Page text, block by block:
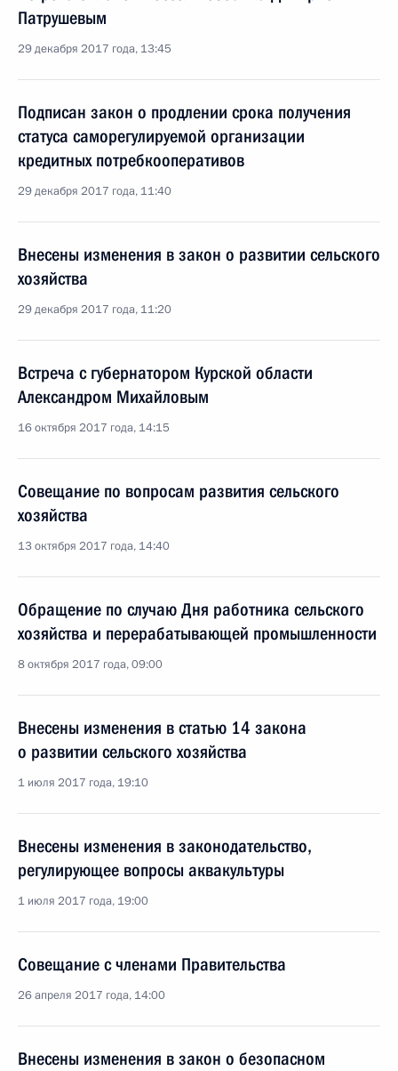
Патрушевым
29 декабря 2017 года, 13:45
Подписан закон о продлении срока получения
статуса саморегулируемой организации
кредитных потребкооперативов
29 декабря 2017 года, 11:40
Внесены изменения в закон о развитии сельского
хозяйства
29 декабря 2017 года, 11:20
Встреча с губернатором Курской области
Александром Михайловым
16 октября 2017 года, 14:15
Совещание по вопросам развития сельского
хозяйства
13 октября 2017 года, 14:40
Обращение по случаю Дня работника сельского
хозяйства и перерабатывающей промышленности
8 октября 2017 года, 09:00
Внесены изменения в статью 14 закона
о развитии сельского хозяйства
1 июля 2017 года, 19:10
Внесены изменения в законодательство,
регулирующее вопросы аквакультуры
1 июля 2017 года, 19:00
Совещание с членами Правительства
26 апреля 2017 года, 14:00
Внесены изменения в закон о безопасном